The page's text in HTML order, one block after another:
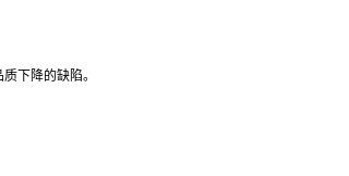
下降的缺陷。